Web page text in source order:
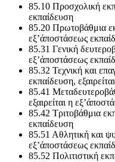
85.10 Προσχολική
εκπαίδευση
85.20 Πρωτοβάθμια
εξ’άποστάσεως
85.31 Γενική
εξ’άποστάσεως
85.32 Τεχνική και
εκπαίδευση,
85.41
εξαιρείται η
85.42 Τριτοβάθμια
εκπαίδευση
85.51 Αθλητική και
εξ’άποστάσεως
85.52 Πολιτιστική